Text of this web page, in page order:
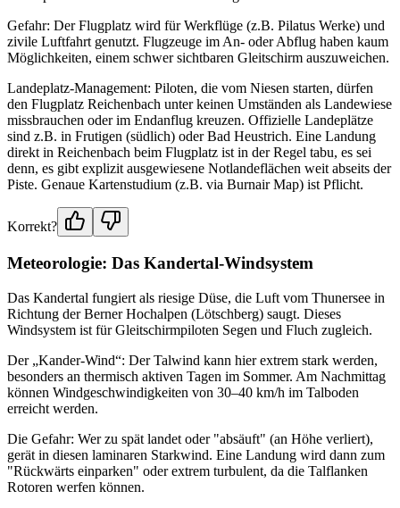
Gefahr: Der Flugplatz wird für Werkflüge (z.B. Pilatus Werke) und
zivile Luftfahrt genutzt. Flugzeuge im An- oder Abflug haben kaum
Möglichkeiten, einem schwer sichtbaren Gleitschirm auszuweichen.
Landeplatz-Management: Piloten, die vom Niesen starten, dürfen
den Flugplatz Reichenbach unter keinen Umständen als Landewiese
missbrauchen oder im Endanflug kreuzen. Offizielle Landeplätze
sind z.B. in Frutigen (südlich) oder Bad Heustrich. Eine Landung
direkt in Reichenbach beim Flugplatz ist in der Regel tabu, es sei
denn, es gibt explizit ausgewiesene Notlandeflächen weit abseits der
Piste. Genaue Kartenstudium (z.B. via Burnair Map) ist Pflicht.
Korrekt?
Meteorologie: Das Kandertal-Windsystem
Das Kandertal fungiert als riesige Düse, die Luft vom Thunersee in
Richtung der Berner Hochalpen (Lötschberg) saugt. Dieses
Windsystem ist für Gleitschirmpiloten Segen und Fluch zugleich.
Der „Kander-Wind“: Der Talwind kann hier extrem stark werden,
besonders an thermisch aktiven Tagen im Sommer. Am Nachmittag
können Windgeschwindigkeiten von 30–40 km/h im Talboden
erreicht werden.
Die Gefahr: Wer zu spät landet oder "absäuft" (an Höhe verliert),
gerät in diesen laminaren Starkwind. Eine Landung wird dann zum
"Rückwärts einparken" oder extrem turbulent, da die Talflanken
Rotoren werfen können.